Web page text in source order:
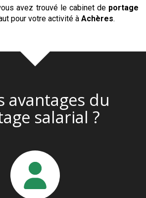
avez trouvé le cabinet de portage
pour votre activité à Achères.
avantages du
salarial ?